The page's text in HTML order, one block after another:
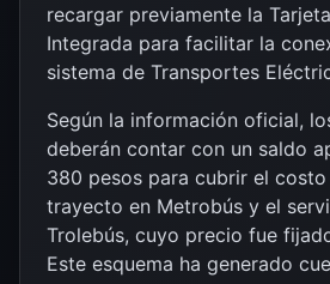
recargar previamente la
Integrada para facilitar la
sistema de Transportes
Según la información oficial,
deberán contar con un saldo
380 pesos para cubrir el
trayecto en Metrobús y el
Trolebús, cuyo precio fue
Este esquema ha generado